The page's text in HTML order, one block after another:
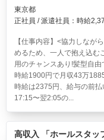
東京都
正社員 / 派遣社員：時給
【仕事内容】<協力しなが
めるため、一人で抱え込む
用のチャンスあり!髪型自
時給1900円で月収43万
時給は2375円、給与の前
17:15〜翌2:05の...
高収入 「ホールスタッ